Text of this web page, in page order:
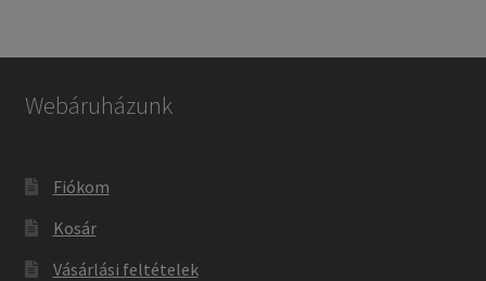
Webáruházunk
Fiókom
Kosár
Vásárlási feltételek